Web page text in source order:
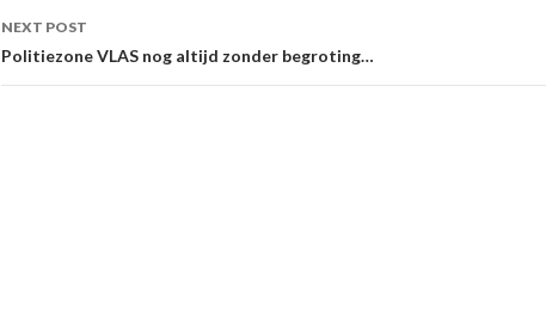
NEXT POST
Politiezone VLAS nog altijd zonder begroting…